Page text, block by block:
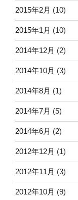
2015年2月 (10)
2015年1月 (10)
2014年12月 (2)
2014年10月 (3)
2014年8月 (1)
2014年7月 (5)
2014年6月 (2)
2012年12月 (1)
2012年11月 (3)
2012年10月 (9)